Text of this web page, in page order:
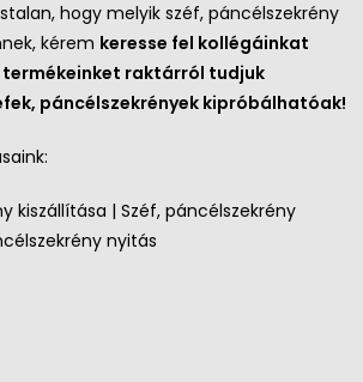
hogy melyik széf, páncélszekrény
kérem keresse fel kollégáinkat
termékeinket raktárról tudjuk
páncélszekrények kipróbálhatóak!
kiszállítása | Széf, páncélszekrény
nyitás